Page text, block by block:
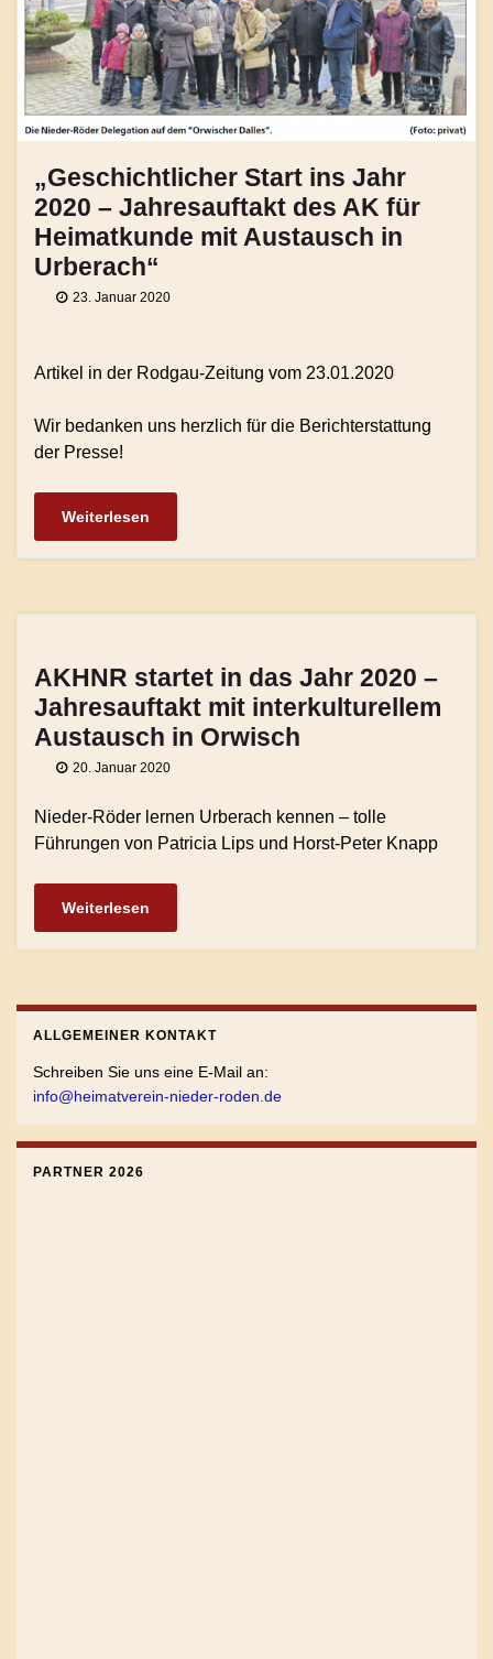
„Geschichtlicher Start ins Jahr
2020 – Jahresauftakt des AK für
Heimatkunde mit Austausch in
Urberach“
23. Januar 2020
Artikel in der Rodgau-Zeitung vom 23.01.2020
Wir bedanken uns herzlich für die Berichterstattung
der Presse!
Weiterlesen
AKHNR startet in das Jahr 2020 –
Jahresauftakt mit interkulturellem
Austausch in Orwisch
20. Januar 2020
Nieder-Röder lernen Urberach kennen – tolle
Führungen von Patricia Lips und Horst-Peter Knapp
Weiterlesen
ALLGEMEINER KONTAKT
Schreiben Sie uns eine E-Mail an:
info@heimatverein-nieder-roden.de
PARTNER 2026